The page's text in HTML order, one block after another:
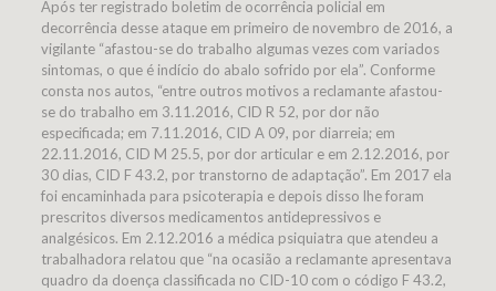
Após ter registrado boletim de ocorrência policial em
decorrência desse ataque em primeiro de novembro de 2016, a
vigilante “afastou-se do trabalho algumas vezes com variados
sintomas, o que é indício do abalo sofrido por ela”. Conforme
consta nos autos, “entre outros motivos a reclamante afastou-
se do trabalho em 3.11.2016, CID R 52, por dor não
especificada; em 7.11.2016, CID A 09, por diarreia; em
22.11.2016, CID M 25.5, por dor articular e em 2.12.2016, por
30 dias, CID F 43.2, por transtorno de adaptação”. Em 2017 ela
foi encaminhada para psicoterapia e depois disso lhe foram
prescritos diversos medicamentos antidepressivos e
analgésicos. Em 2.12.2016 a médica psiquiatra que atendeu a
trabalhadora relatou que “na ocasião a reclamante apresentava
quadro da doença classificada no CID-10 com o código F 43.2,